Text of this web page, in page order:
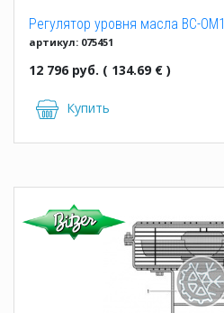
Регулятор уровня масла BC-
артикул: 075451
12 796 руб. ( 134.69 € )
Купить